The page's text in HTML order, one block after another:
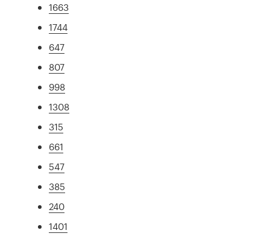
1663
1744
647
807
998
1308
315
661
547
385
240
1401